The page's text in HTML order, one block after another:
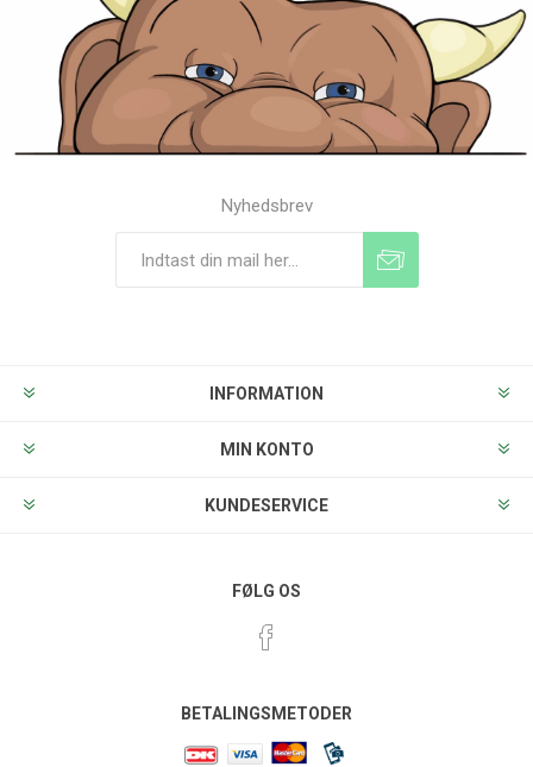
Nyhedsbrev
INFORMATION
MIN KONTO
KUNDESERVICE
FØLG OS
BETALINGSMETODER